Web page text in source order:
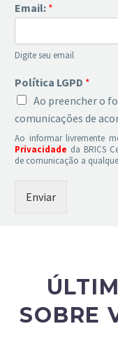
Email: *
Digite seu email
Política LGPD *
Ao preencher o
comunicações de
Ao informar livremente
Privacidade da BRICS
de comunicação a
Enviar
SOBRE